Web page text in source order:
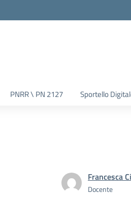
PNRR \ PN 2127 Sportello
Francesca
Docente